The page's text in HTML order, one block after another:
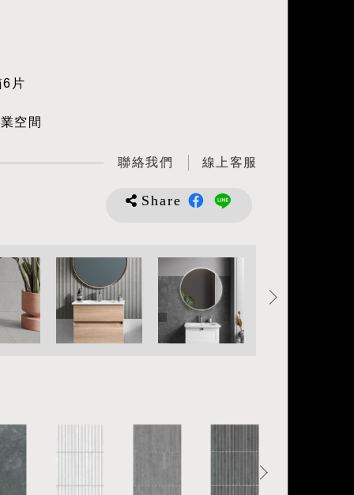
6片
空間
聯絡我們 線上客服
Share